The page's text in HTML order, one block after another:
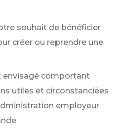
souhait de bénéficier
créer ou reprendre une
envisagé comportant
utiles et circonstanciées
employeur